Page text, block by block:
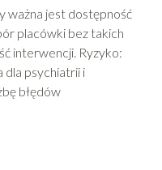
ważna jest dostępność
placówki bez takich
interwencji. Ryzyko:
dla psychiatrii i
błędów